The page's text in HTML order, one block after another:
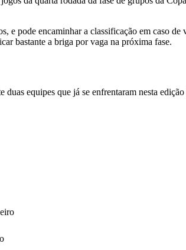
e pode encaminhar a classificação em caso
bastante a briga por vaga na próxima fase.
equipes que já se enfrentaram nesta